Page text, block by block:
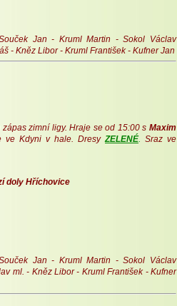
Jan - Kruml Martin - Sokol Václav
- Kněz Libor - Kruml František - Kufner Jan
zimní ligy. Hraje se od 15:00 s Maxim
ve Kdyni v hale. DresyZELENÉ. Sraz ve
doly Hříchovice
Jan - Kruml Martin - Sokol Václav
ml. - Kněz Libor - Kruml František - Kufner